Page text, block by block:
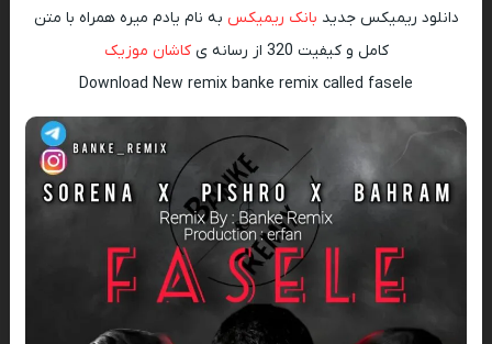
دانلود ریمیکس جدید بانک ریمیکس به نام یادم میره همراه با متن
کامل و کیفیت 320 از رسانه ی
کاشان موزیک
Download New remix banke remix called fasele